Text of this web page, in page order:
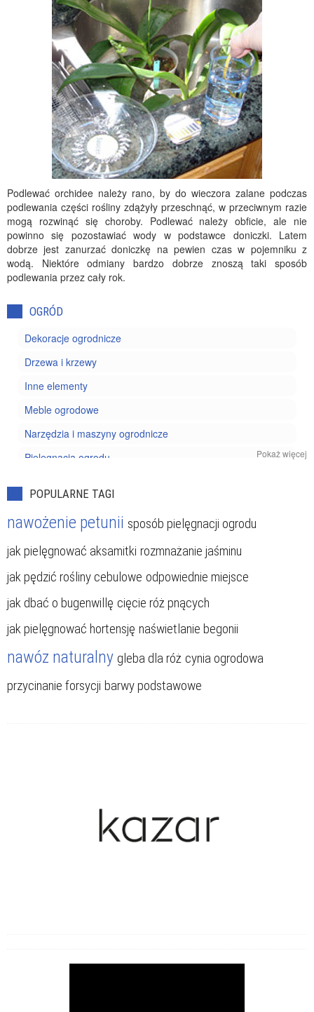
Podlewać orchidee należy rano, by do wieczora zalane podczas
podlewania części rośliny zdążyły przeschnąć, w przeciwnym razie
mogą rozwinąć się choroby. Podlewać należy obficie, ale nie
powinno się pozostawiać wody w podstawce doniczki. Latem
dobrze jest zanurzać doniczkę na pewien czas w pojemniku z
wodą. Niektóre odmiany bardzo dobrze znoszą taki sposób
podlewania przez cały rok.
OGRÓD
Dekoracje ogrodnicze
Drzewa i krzewy
Inne elementy
Meble ogrodowe
Narzędzia i maszyny ogrodnicze
Pielęgnacja ogrodu
Szkodniki i chwasty
Uprawa kwiatów
Uprawa owoców
Uprawa ziół i warzyw
Pokaż więcej
POPULARNE TAGI
nawożenie petunii sposób pielęgnacji ogrodu
jak pielęgnować aksamitki rozmnażanie jaśminu
jak pędzić rośliny cebulowe odpowiednie miejsce
jak dbać o bugenwillę cięcie róż pnących
jak pielęgnować hortensję naświetlanie begonii
nawóz naturalny gleba dla róż cynia ogrodowa
przycinanie forsycji barwy podstawowe